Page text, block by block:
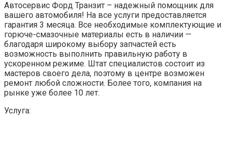
Автосервис Форд Транзит – надежный помощник для
вашего автомобиля! На все услуги предоставляется
гарантия 3 месяца. Все необходимые комплектующие и
горюче-смазочные материалы есть в наличии —
благодаря широкому выбору запчастей есть
возможность выполнить правильную работу в
ускоренном режиме. Штат специалистов состоит из
мастеров своего дела, поэтому в центре возможен
ремонт любой сложности. Более того, компания на
рынке уже более 10 лет.
Услуга: